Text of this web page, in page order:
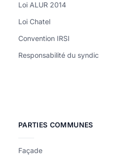
Loi ALUR 2014
Loi Chatel
Convention IRSI
Responsabilité du syndic
PARTIES COMMUNES
Façade